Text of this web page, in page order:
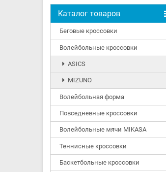
Каталог товаров
Беговые кроссовки
Волейбольные кроссовки
ASICS
MIZUNO
Волейбольная форма
Повседневные кроссовки
Волейбольные мячи MIKASA
Теннисные кроссовки
Баскетбольные кроссовки